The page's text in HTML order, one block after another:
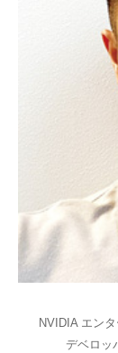
NVIDIA エン
デベロッ